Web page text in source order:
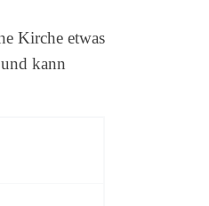
Kirche etwas
kann